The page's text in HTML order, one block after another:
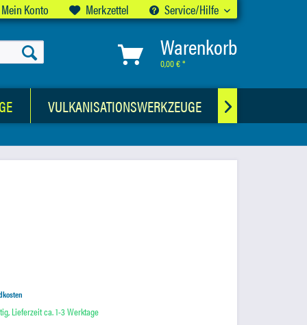
Mein Konto Merkzettel Service/Hilfe
Warenkorb
0,00 € *
VULKANISATIONSWERKZEUGE 
Lieferzeit ca. 1-3 Werktage